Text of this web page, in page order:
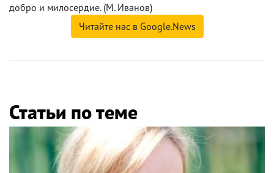
добро и милосердие. (М. Иванов)
Читайте нас в Google.News
Статьи по теме